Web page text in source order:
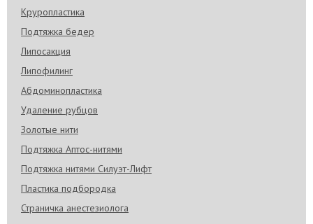
Круропластика
Подтяжка бедер
Липосакция
Липофилинг
Абдоминопластика
Удаление рубцов
Золотые нити
Подтяжка Аптос-нитями
Подтяжка нитями Силуэт-Лифт
Пластика подбородка
Страничка анестезиолога